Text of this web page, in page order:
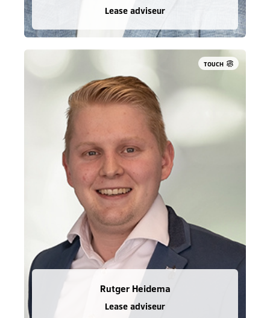
Lease adviseur
TOUCH
Rutger Heidema
Lease adviseur